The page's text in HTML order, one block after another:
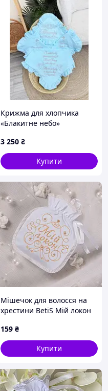
Крижма для хлопчика
«Блакитне небо»
3 250 ₴
Купити
Мішечок для волосся на
хрестини BetiS Мій локон
13х16 см 27082084
159 ₴
Купити